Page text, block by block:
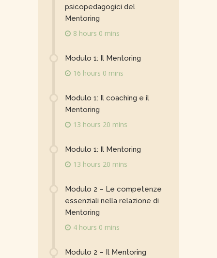
psicopedagogici del
Mentoring
8 hours 0 mins
Modulo 1: Il Mentoring
16 hours 0 mins
Modulo 1: Il coaching e il
Mentoring
13 hours 20 mins
Modulo 1: Il Mentoring
13 hours 20 mins
Modulo 2 – Le competenze
essenziali nella relazione di
Mentoring
4 hours 0 mins
Modulo 2 – Il Mentoring